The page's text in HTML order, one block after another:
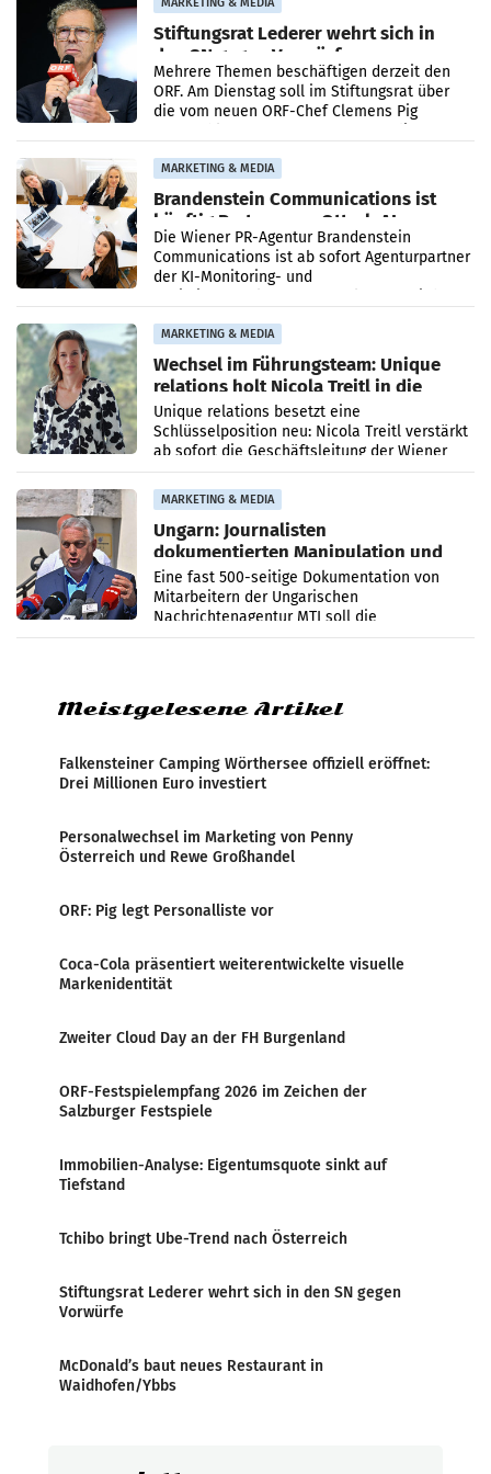
Stiftungsrat Lederer wehrt sich in
den SN gegen Vorwürfe
Mehrere Themen beschäftigen derzeit den
ORF. Am Dienstag soll im Stiftungsrat über
die vom neuen ORF-Chef Clemens Pig
MARKETING & MEDIA
Brandenstein Communications ist
künftig Partner von OtterlyAI
Die Wiener PR-Agentur Brandenstein
Communications ist ab sofort Agenturpartner
der KI-Monitoring- und
MARKETING & MEDIA
Wechsel im Führungsteam: Unique
relations holt Nicola Treitl in die
Geschäftsleitung
Unique relations besetzt eine
Schlüsselposition neu: Nicola Treitl verstärkt
ab sofort die Geschäftsleitung der Wiener
PR-Agentur an der Seite von Josef Kalina und
Anna Kalina-Mahr.
MARKETING & MEDIA
Ungarn: Journalisten
dokumentierten Manipulation und
Zensur
Eine fast 500-seitige Dokumentation von
Mitarbeitern der Ungarischen
Nachrichtenagentur MTI soll die
systematische Nachrichten-Manipulation und
Meistgelesene Artikel
Falkensteiner Camping Wörthersee offiziell eröffnet:
Drei Millionen Euro investiert
Personalwechsel im Marketing von Penny
Österreich und Rewe Großhandel
ORF: Pig legt Personalliste vor
Coca-Cola präsentiert weiterentwickelte visuelle
Markenidentität
Zweiter Cloud Day an der FH Burgenland
ORF-Festspielempfang 2026 im Zeichen der
Salzburger Festspiele
Immobilien-Analyse: Eigentumsquote sinkt auf
Tiefstand
Tchibo bringt Ube-Trend nach Österreich
Stiftungsrat Lederer wehrt sich in den SN gegen
Vorwürfe
McDonald’s baut neues Restaurant in
Waidhofen/Ybbs